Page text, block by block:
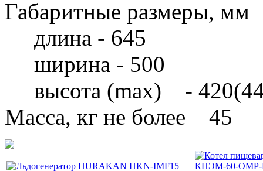
Габаритные размеры, мм
длина - 645
ширина - 500
высота (max) -
Масса, кг не более 45